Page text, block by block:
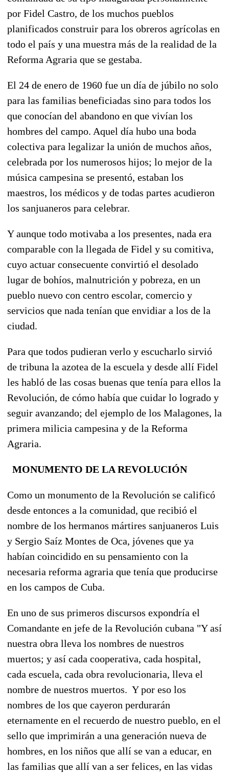
por Fidel Castro, de los muchos pueblos
planificados construir para los obreros agrícolas en
todo el país y una muestra más de la realidad de la
Reforma Agraria que se gestaba.
El 24 de enero de 1960 fue un día de júbilo no solo
para las familias beneficiadas sino para todos los
que conocían del abandono en que vivían los
hombres del campo. Aquel día hubo una boda
colectiva para legalizar la unión de muchos años,
celebrada por los numerosos hijos; lo mejor de la
música campesina se presentó, estaban los
maestros, los médicos y de todas partes acudieron
los sanjuaneros para celebrar.
Y aunque todo motivaba a los presentes, nada era
comparable con la llegada de Fidel y su comitiva,
cuyo actuar consecuente convirtió el desolado
lugar de bohíos, malnutrición y pobreza, en un
pueblo nuevo con centro escolar, comercio y
servicios que nada tenían que envidiar a los de la
ciudad.
Para que todos pudieran verlo y escucharlo sirvió
de tribuna la azotea de la escuela y desde allí Fidel
les habló de las cosas buenas que tenía para ellos la
Revolución, de cómo había que cuidar lo logrado y
seguir avanzando; del ejemplo de los Malagones, la
primera milicia campesina y de la Reforma
Agraria.
MONUMENTO DE LA REVOLUCIÓN
Como un monumento de la Revolución se calificó
desde entonces a la comunidad, que recibió el
nombre de los hermanos mártires sanjuaneros Luis
y Sergio Saíz Montes de Oca, jóvenes que ya
habían coincidido en su pensamiento con la
necesaria reforma agraria que tenía que producirse
en los campos de Cuba.
En uno de sus primeros discursos expondría el
Comandante en jefe de la Revolución cubana "Y así
nuestra obra lleva los nombres de nuestros
muertos; y así cada cooperativa, cada hospital,
cada escuela, cada obra revolucionaria, lleva el
nombre de nuestros muertos. Y por eso los
nombres de los que cayeron perdurarán
eternamente en el recuerdo de nuestro pueblo, en el
sello que imprimirán a una generación nueva de
hombres, en los niños que allí se van a educar, en
las familias que allí van a ser felices, en las vidas